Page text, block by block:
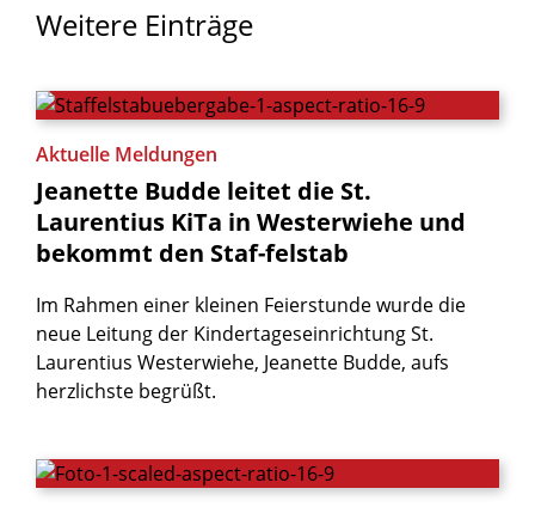
Weitere Einträge
Aktuelle Meldungen
Jeanette Budde leitet die St.
Laurentius KiTa in Westerwiehe und
bekommt den Staf-felstab
Im Rahmen einer kleinen Feierstunde wurde die
neue Leitung der Kindertageseinrichtung St.
Laurentius Westerwiehe, Jeanette Budde, aufs
herzlichste begrüßt.